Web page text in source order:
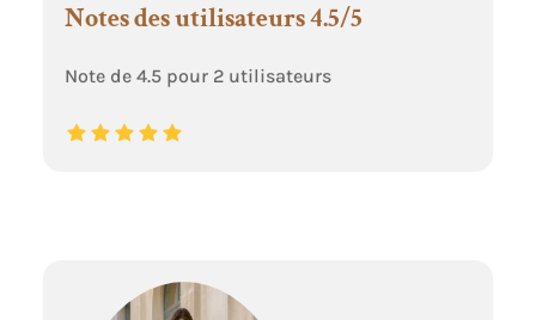
Notes des utilisateurs 4.5/5
Note de 4.5 pour 2 utilisateurs